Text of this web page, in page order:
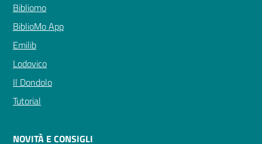
Bibliomo
BiblioMo App
Emilib
Lodovico
Il Dondolo
Tutorial
NOVITÀ E CONSIGLI